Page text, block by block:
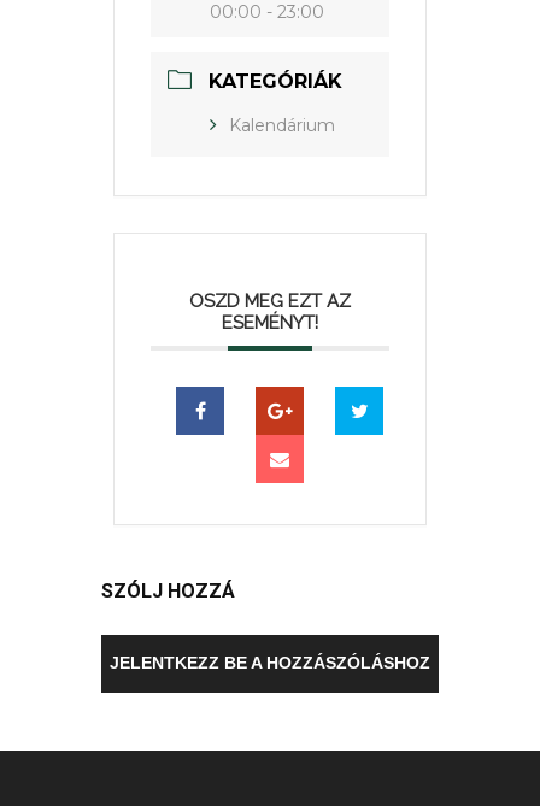
00:00 - 23:00
KATEGÓRIÁK
Kalendárium
OSZD MEG EZT AZ
ESEMÉNYT!
SZÓLJ HOZZÁ
JELENTKEZZ BE A HOZZÁSZÓLÁSHOZ